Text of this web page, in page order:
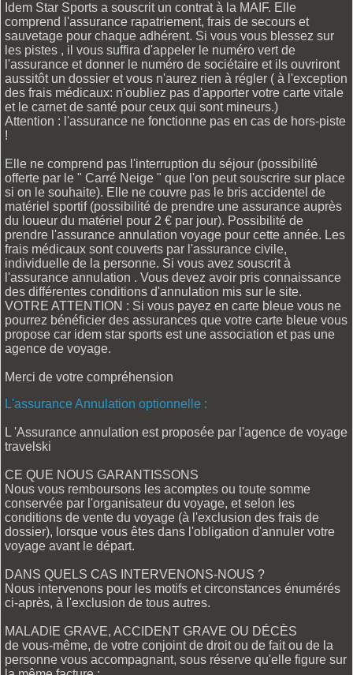
Idem Star Sports a souscrit un contrat à la MAIF. Elle
comprend l'assurance rapatriement, frais de secours et
sauvetage pour chaque adhérent. Si vous vous blessez sur
les pistes , il vous suffira d'appeler le numéro vert de
l'assurance et donner le numéro de sociétaire et ils ouvriront
aussitôt un dossier et vous n'aurez rien à régler ( à l'exception
des frais médicaux: n'oubliez pas d'apporter votre carte vitale
et le carnet de santé pour ceux qui sont mineurs.)
Attention : l'assurance ne fonctionne pas en cas de hors-piste
!
Elle ne comprend pas l'interruption du séjour (possibilité
offerte par le " Carré Neige " que l'on peut souscrire sur place
si on le souhaite). Elle ne couvre pas le bris accidentel de
matériel sportif (possibilité de prendre une assurance auprès
du loueur du matériel pour 2 € par jour). Possibilité de
prendre l'assurance annulation voyage pour cette année. Les
frais médicaux sont couverts par l'assurance civile,
individuelle de la personne. Si vous avez souscrit à
l'assurance annulation . Vous devez avoir pris connaissance
des différentes conditions d'annulation mis sur le site.
VOTRE ATTENTION : Si vous payez en carte bleue vous ne
pourrez bénéficier des assurances que votre carte bleue vous
propose car idem star sports est une association et pas une
agence de voyage.
Merci de votre compréhension
L'assurance Annulation optionnelle :
L 'Assurance annulation est proposée par l'agence de voyage
travelski
CE QUE NOUS GARANTISSONS
Nous vous remboursons les acomptes ou toute somme
conservée par l'organisateur du voyage, et selon les
conditions de vente du voyage (à l'exclusion des frais de
dossier), lorsque vous êtes dans l'obligation d'annuler votre
voyage avant le départ.
DANS QUELS CAS INTERVENONS-NOUS ?
Nous intervenons pour les motifs et circonstances énumérés
ci-après, à l'exclusion de tous autres.
MALADIE GRAVE, ACCIDENT GRAVE OU DÉCÈS
de vous-même, de votre conjoint de droit ou de fait ou de la
personne vous accompagnant, sous réserve qu'elle figure sur